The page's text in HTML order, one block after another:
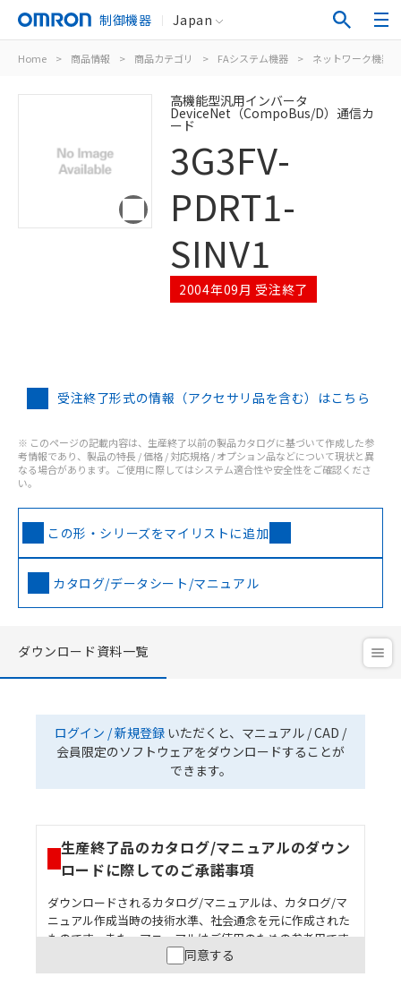
制御機器 Japan
Home > 商品情報 > 商品カテゴリ > FAシステム機器 > ネットワーク機器
高機能型汎用インバータ
DeviceNet（CompoBus/D）通信カ
ード
3G3FV-
PDRT1-
SINV1
2004年09月 受注終了
受注終了形式の情報（アクセサリ品を含む）はこちら
※ このページの記載内容は、生産終了以前の製品カタログに基づいて作成した参
考情報であり、製品の特長 / 価格 / 対応規格 / オプション品などについて現状と異
なる場合があります。ご使用に際してはシステム適合性や安全性をご確認くださ
い。
この形・シリーズをマイリストに追加
カタログ/データシート/マニュアル
ダウンロード資料一覧
ログイン / 新規登録 いただくと、マニュアル / CAD /
会員限定のソフトウェアをダウンロードすることが
できます。
生産終了品のカタログ/マニュアルのダウン
ロードに際してのご承諾事項
ダウンロードされるカタログ/マニュアルは、カタログ/マ
ニュアル作成当時の技術水準、社会通念を元に作成された
ものです。また、マニュアルはご使用のための参考用です
ので、ご使用にあたっての安全性については十分にご配慮
ください。以下の内容をご承諾の上、ご利用ください。
同意する